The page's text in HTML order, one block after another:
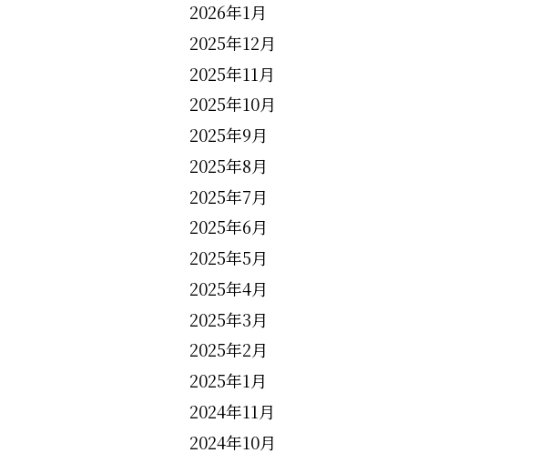
2026年1月
2025年12月
2025年11月
2025年10月
2025年9月
2025年8月
2025年7月
2025年6月
2025年5月
2025年4月
2025年3月
2025年2月
2025年1月
2024年11月
2024年10月